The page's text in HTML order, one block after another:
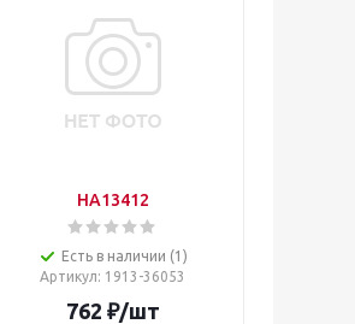
HA13412
Есть в наличии (1)
Артикул: 1913-36053
762 ₽/шт